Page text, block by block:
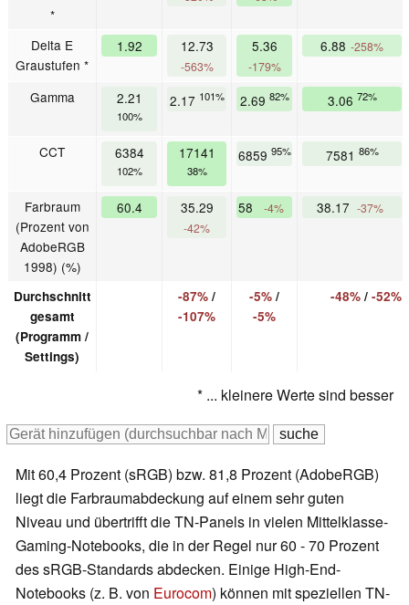
*
Delta E
Graustufen *
1.92 12.73
-563%
5.36
-179%
6.88 -258%
Gamma 2.21
100%
2.17 101% 2.69 82% 3.06 72%
CCT 6384
102%
17141
38%
6859 95% 7581 86%
Farbraum
(Prozent von
AdobeRGB
1998) (%)
60.4 35.29
-42%
58 -4% 38.17 -37%
Durchschnitt
gesamt
(Programm /
Settings)
-87% /
-107%
-5% /
-5%
-48%/ -52%
* ... kleinere Werte sind besser
Mit 60,4 Prozent (sRGB) bzw. 81,8 Prozent (AdobeRGB)
liegt die Farbraumabdeckung auf einem sehr guten
Niveau und übertrifft die TN-Panels in vielen Mittelklasse-
Gaming-Notebooks, die in der Regel nur 60 - 70 Prozent
des sRGB-Standards abdecken. Einige High-End-
Notebooks (z. B. von Eurocom) können mit speziellen TN-